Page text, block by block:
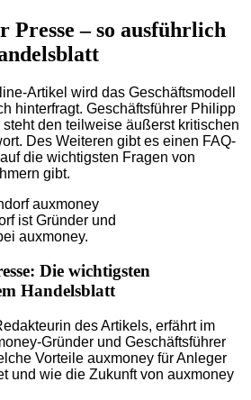
Presse – so ausführlich
Artikel wird das Geschäftsmodell
hinterfragt. Geschäftsführer Philipp
den teilweise äußerst kritischen
Des Weiteren gibt es einen FAQ-
die wichtigsten Fragen von
gibt.
ist Gründer und
auxmoney.
Die wichtigsten
Handelsblatt
des Artikels, erfährt im
Gründer und Geschäftsführer
Vorteile auxmoney für Anleger
und wie die Zukunft von auxmoney